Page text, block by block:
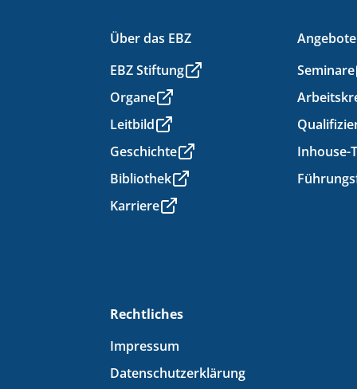
Über das EBZ
EBZ Stiftung
Organe
Leitbild
Geschichte
Bibliothek
Karriere
Angebote
Seminare
Inhouse-
Rechtliches
Impressum
Datenschutzerklärung